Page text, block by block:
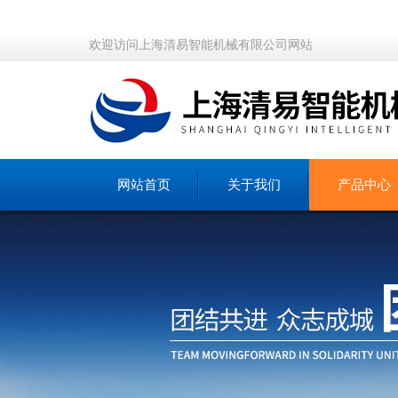
欢迎访问上海清易智能机械有限公司网站
网站首页 关于我们 产品中心